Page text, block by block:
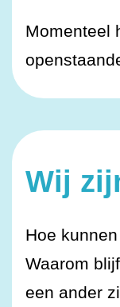
Momenteel
Wij
Hoe
Waarom
een ander